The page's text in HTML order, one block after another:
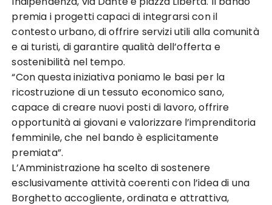
premia i progetti capaci di integrarsi con il
contesto urbano, di offrire servizi utili alla comunità
e ai turisti, di garantire qualità dell’offerta e
sostenibilità nel tempo.
“Con questa iniziativa poniamo le basi per la
ricostruzione di un tessuto economico sano,
capace di creare nuovi posti di lavoro, offrire
opportunità ai giovani e valorizzare l’imprenditoria
femminile, che nel bando è esplicitamente
premiata”.
L’Amministrazione ha scelto di sostenere
esclusivamente attività coerenti con l’idea di una
Borghetto accogliente, ordinata e attrattiva,